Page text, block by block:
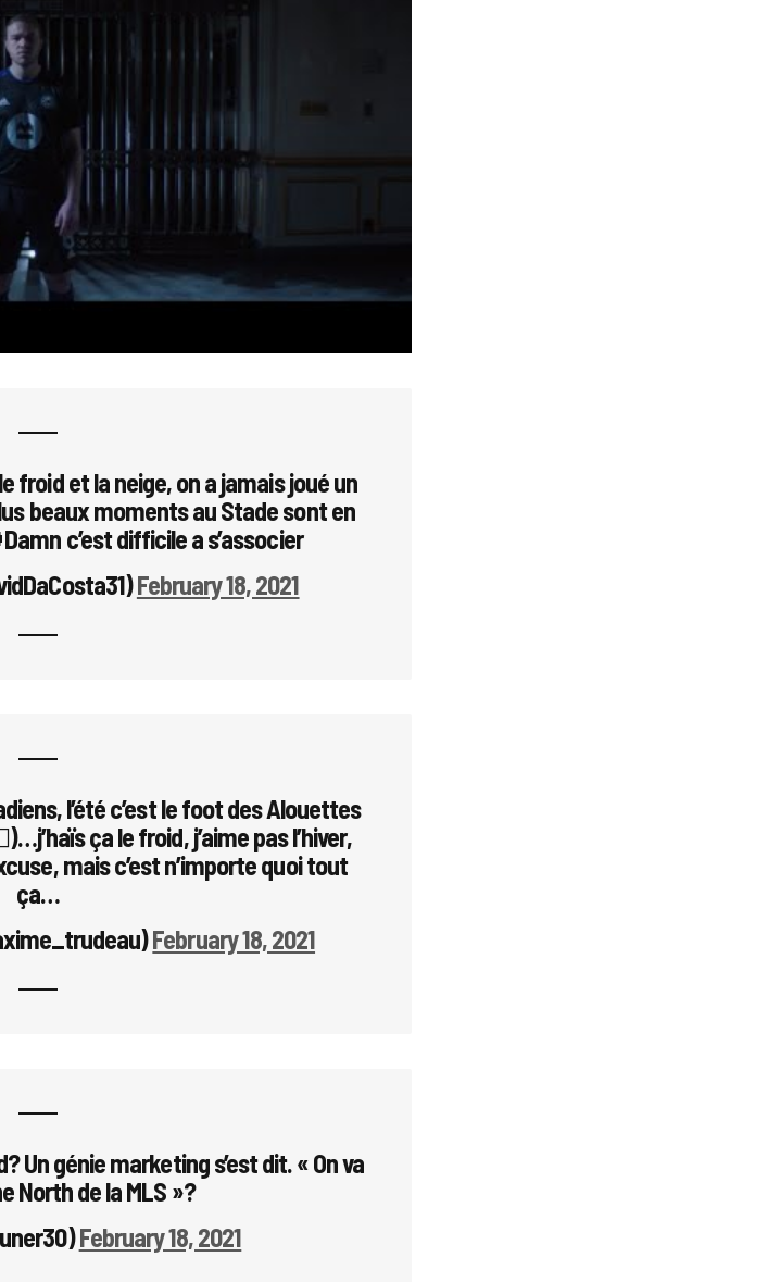
froid et la neige, on a jamais joué un
beaux moments au Stade sont en
c’est difficile a s’associer
February 18, 2021
l’été c’est le foot des Alouettes
ça le froid, j’aime pas l’hiver,
mais c’est n’importe quoi tout
ça…
February 18, 2021
Un génie marketing s’est dit. « On va
North de la MLS »?
February 18, 2021